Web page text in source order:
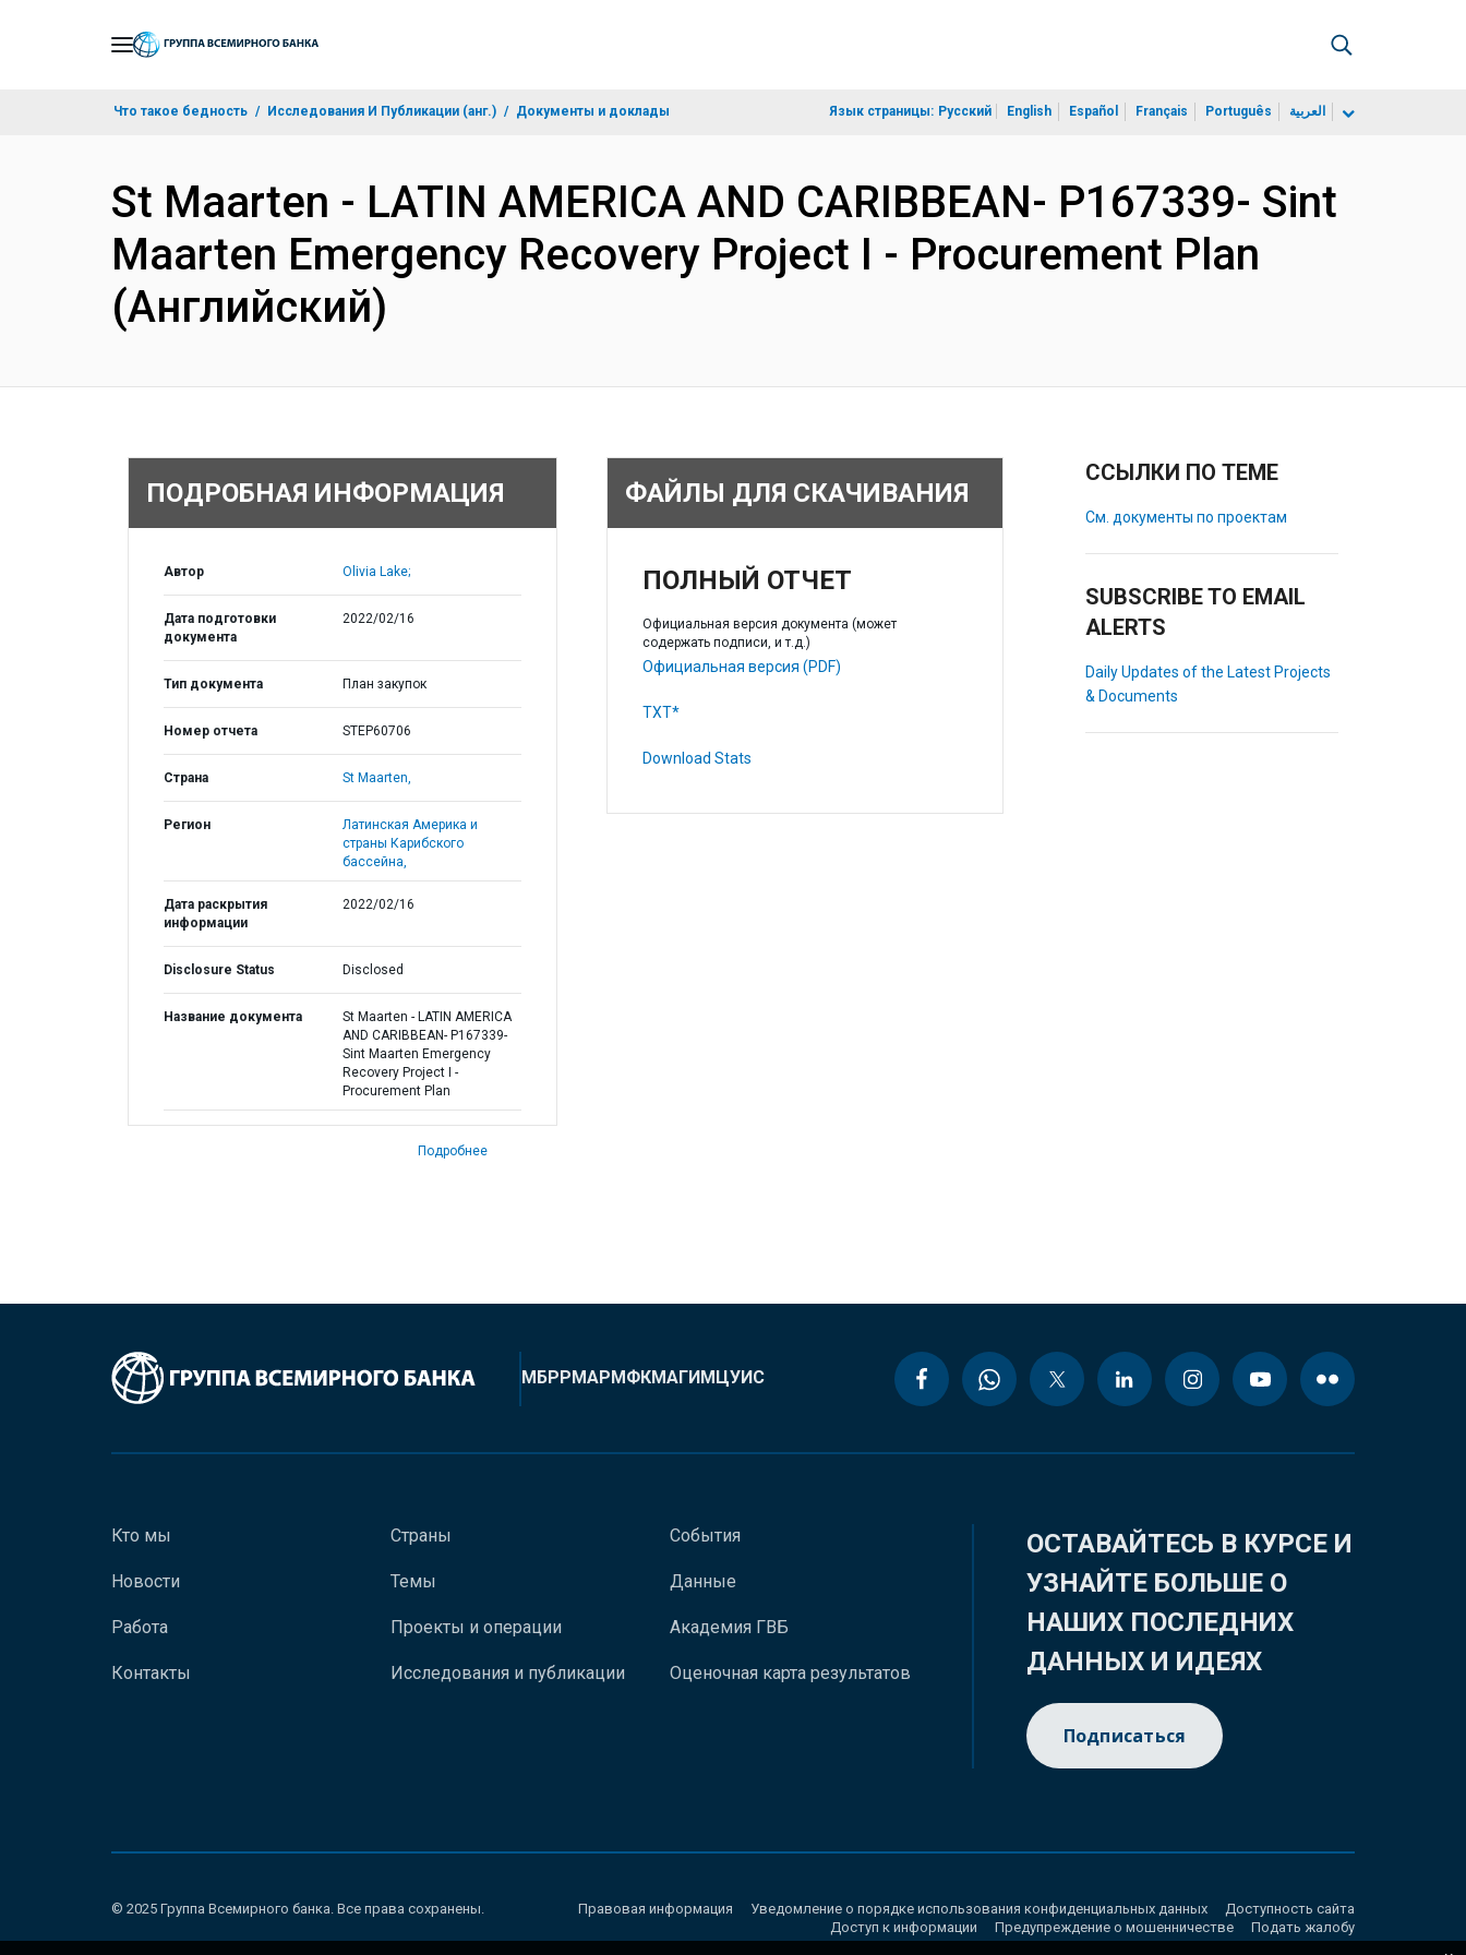
Что такое бедность Исследования И Публикации (анг.) Документы и доклады Язык страницы: Русский English Español Français Português العربية
St Maarten - LATIN AMERICA AND CARIBBEAN- P167339- Sint
Maarten Emergency Recovery Project I - Procurement Plan
(Английский)
ПОДРОБНАЯ ИНФОРМАЦИЯ
Автор Olivia Lake;
Дата подготовки
документа
2022/02/16
Тип документа План закупок
Номер отчета STEP60706
Страна St Maarten,
Регион
Латинская Америка и
страны Карибского
бассейна,
Дата раскрытия
информации
2022/02/16
Disclosure Status Disclosed
Название документа
St Maarten - LATIN AMERICA
AND CARIBBEAN- P167339-
Sint Maarten Emergency
Recovery Project I -
Procurement Plan
Подробнее
ФАЙЛЫ ДЛЯ СКАЧИВАНИЯ
ПОЛНЫЙ ОТЧЕТ
Официальная версия документа (может
содержать подписи, и т.д.)
Официальная версия (PDF)
TXT*
Download Stats
ССЫЛКИ ПО ТЕМЕ
См. документы по проектам
SUBSCRIBE TO EMAIL
ALERTS
Daily Updates of the Latest Projects
& Documents
МБРРМАРМФКМАГИМЦУИС
Кто мы
Новости
Работа
Контакты
Страны
Темы
Проекты и операции
Исследования и публикации
События
Данные
Академия ГВБ
Оценочная карта результатов
ОСТАВАЙТЕСЬ В КУРСЕ И
УЗНАЙТЕ БОЛЬШЕ О
НАШИХ ПОСЛЕДНИХ
ДАННЫХ И ИДЕЯХ
Подписаться
© 2025 Группа Всемирного банка. Все права сохранены. Правовая информация Уведомление о порядке использования конфиденциальных данных
Доступность сайта
Доступ к информации
Предупреждение о мошенничестве Подать жалобу